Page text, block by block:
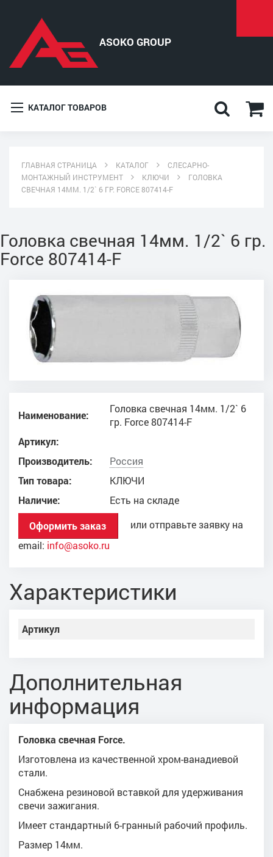
КАТАЛОГ ТОВАРОВ
ГЛАВНАЯ СТРАНИЦА КАТАЛОГ
СЛЕСАРНО-
МОНТАЖНЫЙ ИНСТРУМЕНТ
КЛЮЧИ
ГОЛОВКА
СВЕЧНАЯ 14ММ. 1/2` 6 ГР. FORCE 807414-F
Головка свечная 14мм. 1/2` 6 гр.
Force 807414-F
Наименование:
Головка свечная 14мм. 1/2` 6
гр. Force 807414-F
Артикул:
Производитель:
Россия
Тип товара:
КЛЮЧИ
Наличие:
Есть на складе
Оформить заказ
или отправьте заявку на
email: info@asoko.ru
Характеристики
Артикул
Дополнительная
информация
Головка свечная Force.
Изготовлена из качественной хром-ванадиевой
стали.
Снабжена резиновой вставкой для удерживания
свечи зажигания.
Имеет стандартный 6-гранный рабочий профиль.
Размер 14мм.